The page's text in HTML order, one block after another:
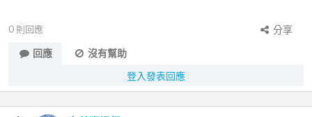
0 則回應
分享
回應
沒有幫助
登入發表回應